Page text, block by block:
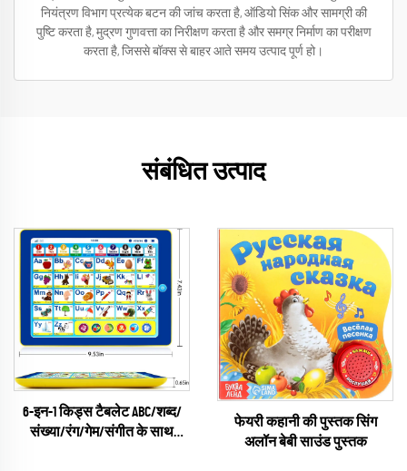
नियंत्रण विभाग प्रत्येक बटन की जांच करता है, ऑडियो सिंक और सामग्री की
पुष्टि करता है, मुद्रण गुणवत्ता का निरीक्षण करता है और समग्र निर्माण का परीक्षण
करता है, जिससे बॉक्स से बाहर आते समय उत्पाद पूर्ण हो।
संबंधित उत्पाद
6-इन-1 किड्स टैबलेट ABC/शब्द/
संख्या/रंग/गेम/संगीत के साथ
फेयरी कहानी की पुस्तक सिंग
अलॉन बेबी साउंड पुस्तक